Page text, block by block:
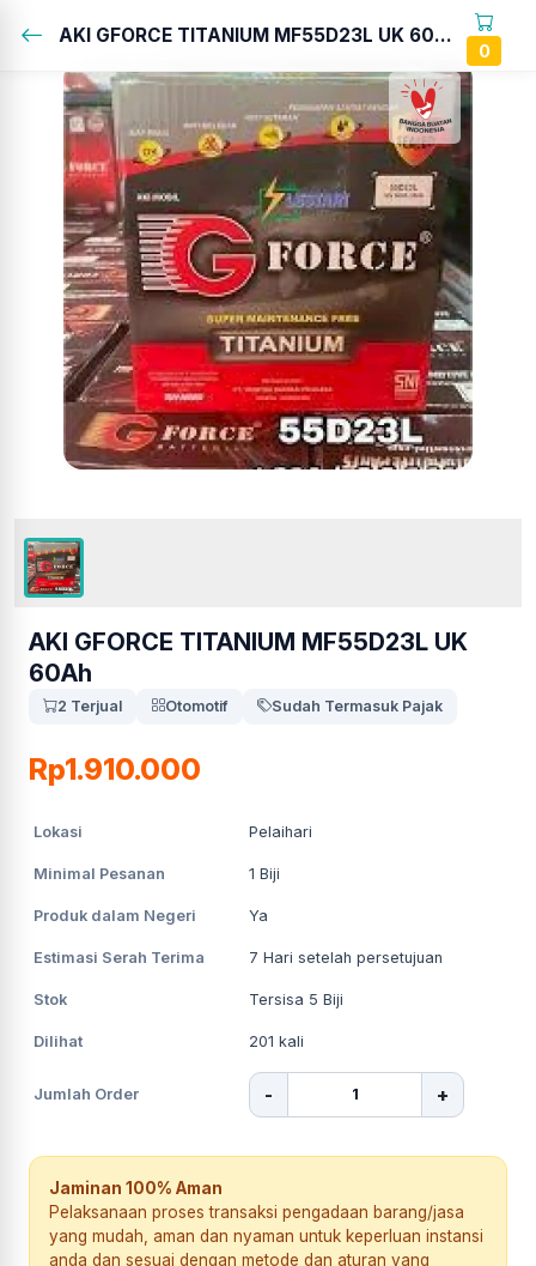
AKI GFORCE TITANIUM MF55D23L UK 60Ah...
0
AKI GFORCE TITANIUM MF55D23L UK
60Ah
2 Terjual Otomotif Sudah Termasuk Pajak
Rp1.910.000
Lokasi Pelaihari
Minimal Pesanan 1 Biji
Produk dalam Negeri Ya
Estimasi Serah Terima 7 Hari setelah persetujuan
Stok Tersisa 5 Biji
Dilihat 201 kali
Jumlah Order - +
Jaminan 100% Aman
Pelaksanaan proses transaksi pengadaan barang/jasa
yang mudah, aman dan nyaman untuk keperluan instansi
anda dan sesuai dengan metode dan aturan yang